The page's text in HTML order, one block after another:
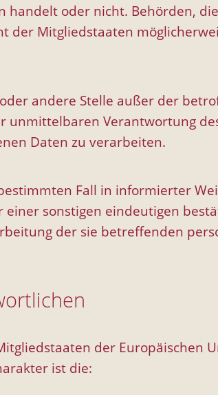
handelt oder nicht. Behörden,
der Mitgliedstaaten
andere Stelle außer der
unmittelbaren Verantwortung
Daten zu verarbeiten.
Fall in informierter
sonstigen eindeutigen
der sie betreffenden
der Europäischen
ist die: